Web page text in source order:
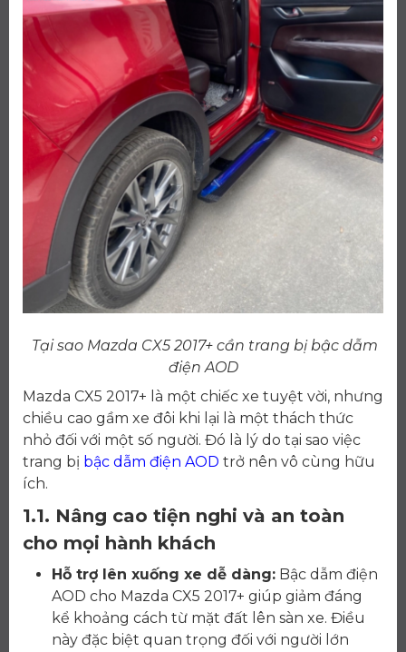
Tại sao Mazda CX5 2017+ cần trang bị bậc dẫm
điện AOD
Mazda CX5 2017+ là một chiếc xe tuyệt vời, nhưng
chiều cao gầm xe đôi khi lại là một thách thức
nhỏ đối với một số người. Đó là lý do tại sao việc
trang bị bậc dẫm điện AOD trở nên vô cùng hữu
ích.
1.1. Nâng cao tiện nghi và an toàn
cho mọi hành khách
Hỗ trợ lên xuống xe dễ dàng: Bậc dẫm điện
AOD cho Mazda CX5 2017+ giúp giảm đáng
kể khoảng cách từ mặt đất lên sàn xe. Điều
này đặc biệt quan trọng đối với người lớn